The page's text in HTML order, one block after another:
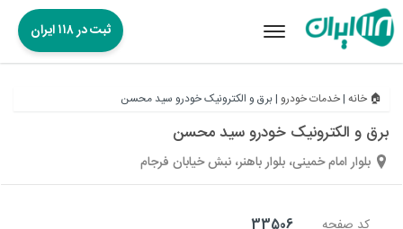
Toggle
ثبت در ۱۱۸ ایران
🏠 خانه |خدمات خودرو |برق و الکترونیک خودرو سید محسن
برق و الکترونیک خودرو سید محسن
بلوار امام خمینی، بلوار باهنر، نبش خیابان فرجام